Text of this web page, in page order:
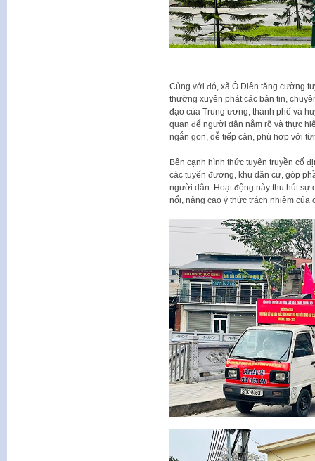
Cùng với đó, xã Ô Diên tăng cường
thường xuyên phát các bản tin,
đạo của Trung ương, thành phố và
quan để người dân nắm rõ và thực
ngắn gọn, dễ tiếp cận, phù hợp với
Bên cạnh hình thức tuyên truyền cố
các tuyến đường, khu dân cư, góp
người dân. Hoạt động này thu hút sự
nổi, nâng cao ý thức trách nhiệm của